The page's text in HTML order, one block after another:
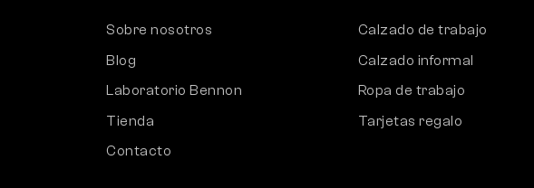
Sobre nosotros
Blog
Laboratorio Bennon
Tienda
Contacto
Calzado de trabajo
Calzado informal
Ropa de trabajo
Tarjetas regalo